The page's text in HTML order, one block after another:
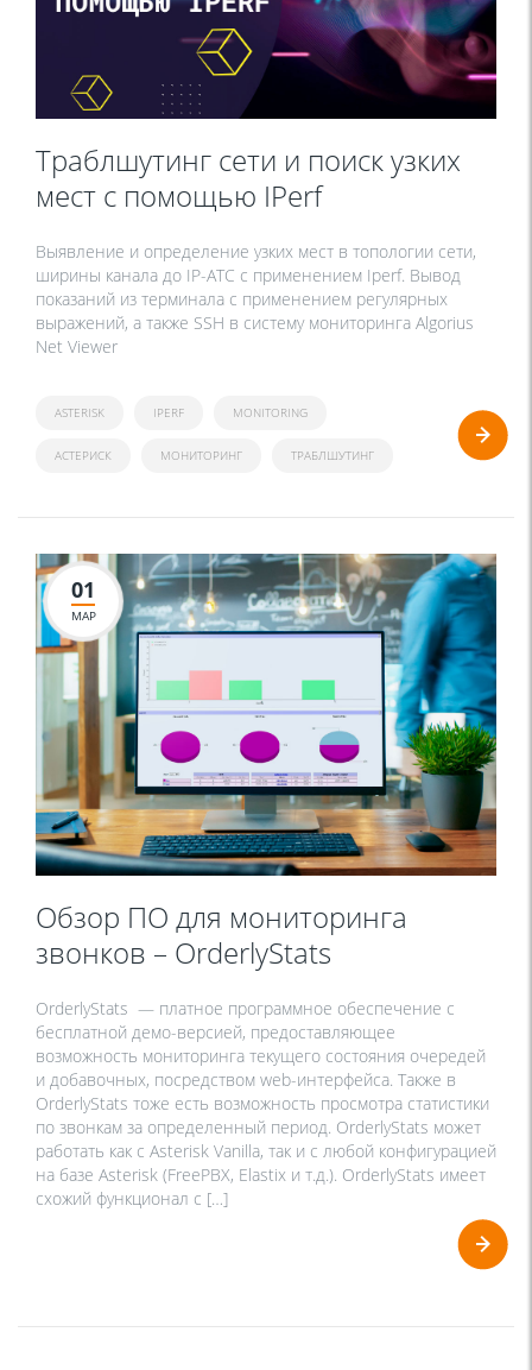
Траблшутинг сети и поиск узких
мест с помощью IPerf
Выявление и определение узких мест в топологии сети,
ширины канала до IP-АТС с применением Iperf. Вывод
показаний из терминала с применением регулярных
выражений, а также SSH в систему мониторинга Algorius
Net Viewer
ASTERISK IPERF MONITORING
АСТЕРИСК МОНИТОРИНГ ТРАБЛШУТИНГ
01
МАР
Обзор ПО для мониторинга
звонков – OrderlyStats
OrderlyStats — платное программное обеспечение с
бесплатной демо-версией, предоставляющее
возможность мониторинга текущего состояния очередей
и добавочных, посредством web-интерфейса. Также в
OrderlyStats тоже есть возможность просмотра статистики
по звонкам за определенный период. OrderlyStats может
работать как с Asterisk Vanilla, так и с любой конфигурацией
на базе Asterisk (FreePBX, Elastix и т.д.). OrderlyStats имеет
схожий функционал с […]